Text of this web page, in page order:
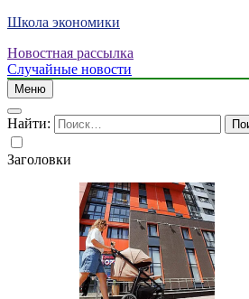
Школа экономики
Новостная рассылка
Случайные новости
Меню
Найти:
Заголовки